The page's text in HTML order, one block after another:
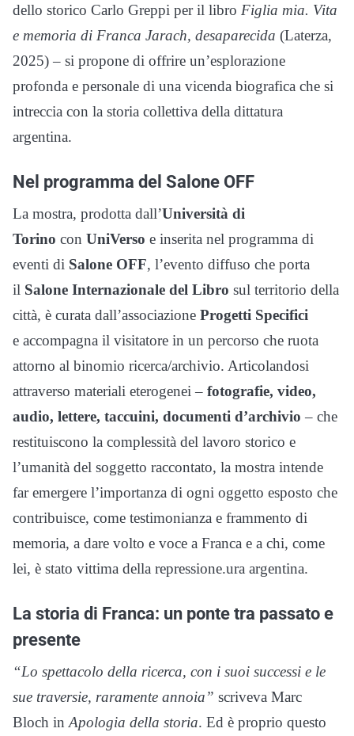
dello storico Carlo Greppi per il libro Figlia mia. Vita
e memoria di Franca Jarach, desaparecida (Laterza,
2025) – si propone di offrire un’esplorazione
profonda e personale di una vicenda biografica che si
intreccia con la storia collettiva della dittatura
argentina.
Nel programma del Salone OFF
La mostra, prodotta dall’Università di
Torino con UniVerso e inserita nel programma di
eventi di Salone OFF, l’evento diffuso che porta
il Salone Internazionale del Libro sul territorio della
città, è curata dall’associazione Progetti Specifici
e accompagna il visitatore in un percorso che ruota
attorno al binomio ricerca/archivio. Articolandosi
attraverso materiali eterogenei – fotografie, video,
audio, lettere, taccuini, documenti d’archivio – che
restituiscono la complessità del lavoro storico e
l’umanità del soggetto raccontato, la mostra intende
far emergere l’importanza di ogni oggetto esposto che
contribuisce, come testimonianza e frammento di
memoria, a dare volto e voce a Franca e a chi, come
lei, è stato vittima della repressione.ura argentina.
La storia di Franca: un ponte tra passato e
presente
“Lo spettacolo della ricerca, con i suoi successi e le
sue traversie, raramente annoia” scriveva Marc
Bloch in Apologia della storia. Ed è proprio questo